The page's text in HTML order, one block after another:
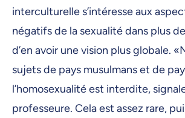
interculturelle s’intéresse aux
négatifs de la sexualité dans plus
d’en avoir une vision plus globale.
sujets de pays musulmans et de
l’homosexualité est interdite,
professeure. Cela est assez rare,